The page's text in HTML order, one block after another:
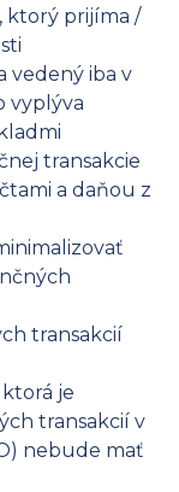
ktorý prijíma /
vedený iba v
vyplýva
transakcie
a daňou z
transakcií
je
transakcií v
nebude mať